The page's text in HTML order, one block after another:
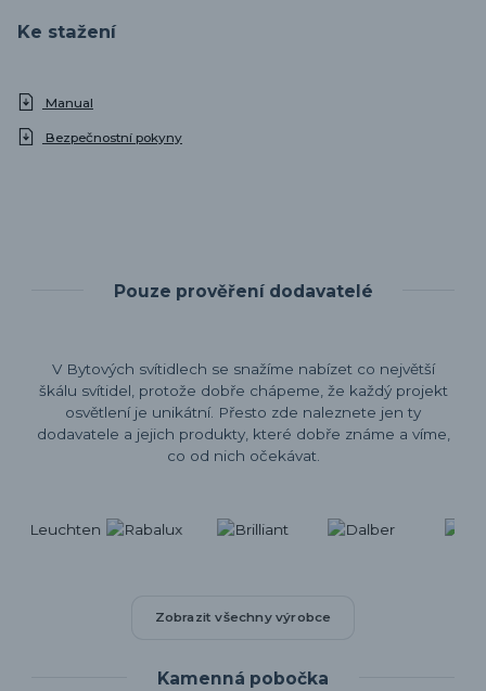
Ke stažení
Manual
Bezpečnostní pokyny
Pouze prověření dodavatelé
V Bytových svítidlech se snažíme nabízet co největší
škálu svítidel, protože dobře chápeme, že každý projekt
osvětlení je unikátní. Přesto zde naleznete jen ty
dodavatele a jejich produkty, které dobře známe a víme,
co od nich očekávat.
Zobrazit všechny výrobce
Kamenná pobočka